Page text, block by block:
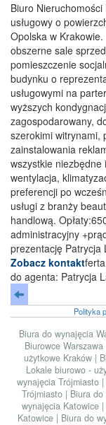
Biuro
usługowy o
Opolska w
obszerne sale
pomieszczenie
budynku o
usługowymi na
wyższych
zagospodarowany,
szerokimi witrynami,
zainstalowania
wszystkie
wentylacja,
preferencji po
usługi z branży
handlową.
administracyjny
prezentację Patrycja
Zobacz kontakt
do agenta: Patrycja
Polityka
Biura do wynajęcia
Biurowce Warszawa
użytkowe Kraków |
Lokale biurowo -
wynajęcia Trójmiasto |
Trójmiasto | Biura
wynajęcia Katowice |
Katowice | Biura do